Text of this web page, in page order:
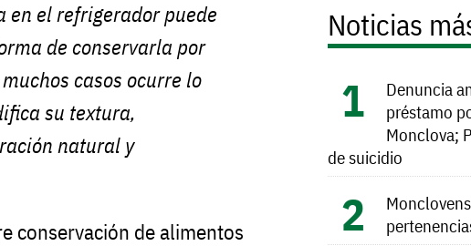
en el refrigerador puede
de conservarla por
casos ocurre lo
su textura,
natural y
conservación de alimentos
Noticias
Denuncia
préstamo
Monclova;
de suicidio